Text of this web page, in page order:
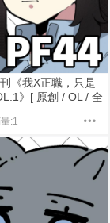
《我X正職，只是
》[ 原創 / OL / 全
:1